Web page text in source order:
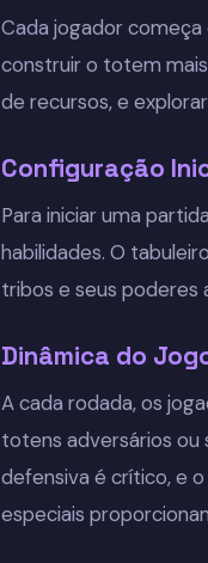
Cada jogador
construir o totem
de recursos, e
Configuração
Para iniciar uma
habilidades. O
tribos e seus poderes
Dinâmica do
A cada rodada, os
totens adversários ou
defensiva é crítico, e
especiais